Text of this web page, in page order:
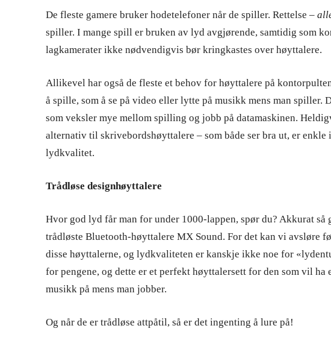
De fleste gamere bruker hodetelefoner når de spiller. Rettelse –
spiller. I mange spill er bruken av lyd avgjørende, samtidig som
lagkamerater ikke nødvendigvis bør kringkastes over høyttalere.
Allikevel har også de fleste et behov for høyttalere på
å spille, som å se på video eller lytte på musikk mens man
som veksler mye mellom spilling og jobb på datamaskinen.
alternativ til skrivebordshøyttalere – som både ser bra ut, er
lydkvalitet.
Trådløse designhøyttalere
Hvor god lyd får man for under 1000-lappen, spør du? Akkurat så
trådløste Bluetooth-høyttalere MX Sound. For det kan vi avsløre
disse høyttalerne, og lydkvaliteten er kanskje ikke noe for
for pengene, og dette er et perfekt høyttalersett for den som vil
musikk på mens man jobber.
Og når de er trådløse attpåtil, så er det ingenting å lure på!